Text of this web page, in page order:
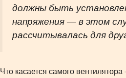
должны быть
напряжения — в этом
рассчитывалась для
Что касается самого